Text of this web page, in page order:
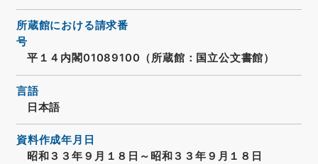
所蔵館における請求番
号
平１４内閣01089100（所蔵館：国立公文書館）
言語
日本語
資料作成年月日
昭和３３年９月１８日～昭和３３年９月１８日